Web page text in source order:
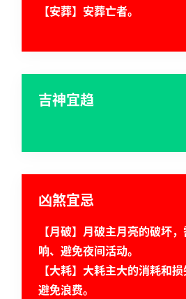
【安葬】安葬亡者。
吉神宜趋
凶煞宜忌
【月破】月破主月亮的破坏
响、避免夜间活动。
【大耗】大耗主大的消耗和损
避免浪费。